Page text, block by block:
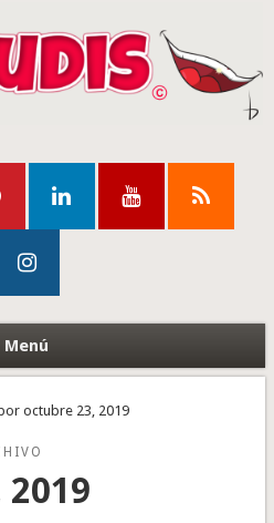
Menú
octubre 23, 2019